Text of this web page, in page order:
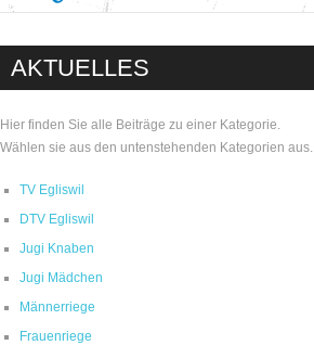
AKTUELLES
Hier finden Sie alle Beiträge zu einer Kategorie.
Wählen sie aus den untenstehenden Kategorien aus.
TV Egliswil
DTV Egliswil
Jugi Knaben
Jugi Mädchen
Männerriege
Frauenriege